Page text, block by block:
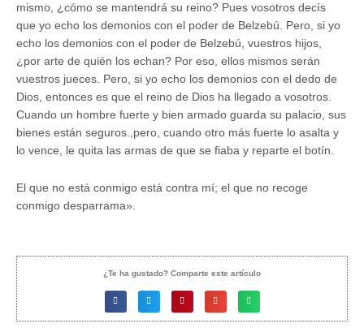
mismo, ¿cómo se mantendrá su reino? Pues vosotros decís
que yo echo los demonios con el poder de Belzebú. Pero, si yo
echo los demonios con el poder de Belzebú, vuestros hijos,
¿por arte de quién los echan? Por eso, ellos mismos serán
vuestros jueces. Pero, si yo echo los demonios con el dedo de
Dios, entonces es que el reino de Dios ha llegado a vosotros.
Cuando un hombre fuerte y bien armado guarda su palacio, sus
bienes están seguros.,pero, cuando otro más fuerte lo asalta y
lo vence, le quita las armas de que se fiaba y reparte el botín.
El que no está conmigo está contra mí; el que no recoge
conmigo desparrama».
¿Te ha gustado? Comparte este artículo